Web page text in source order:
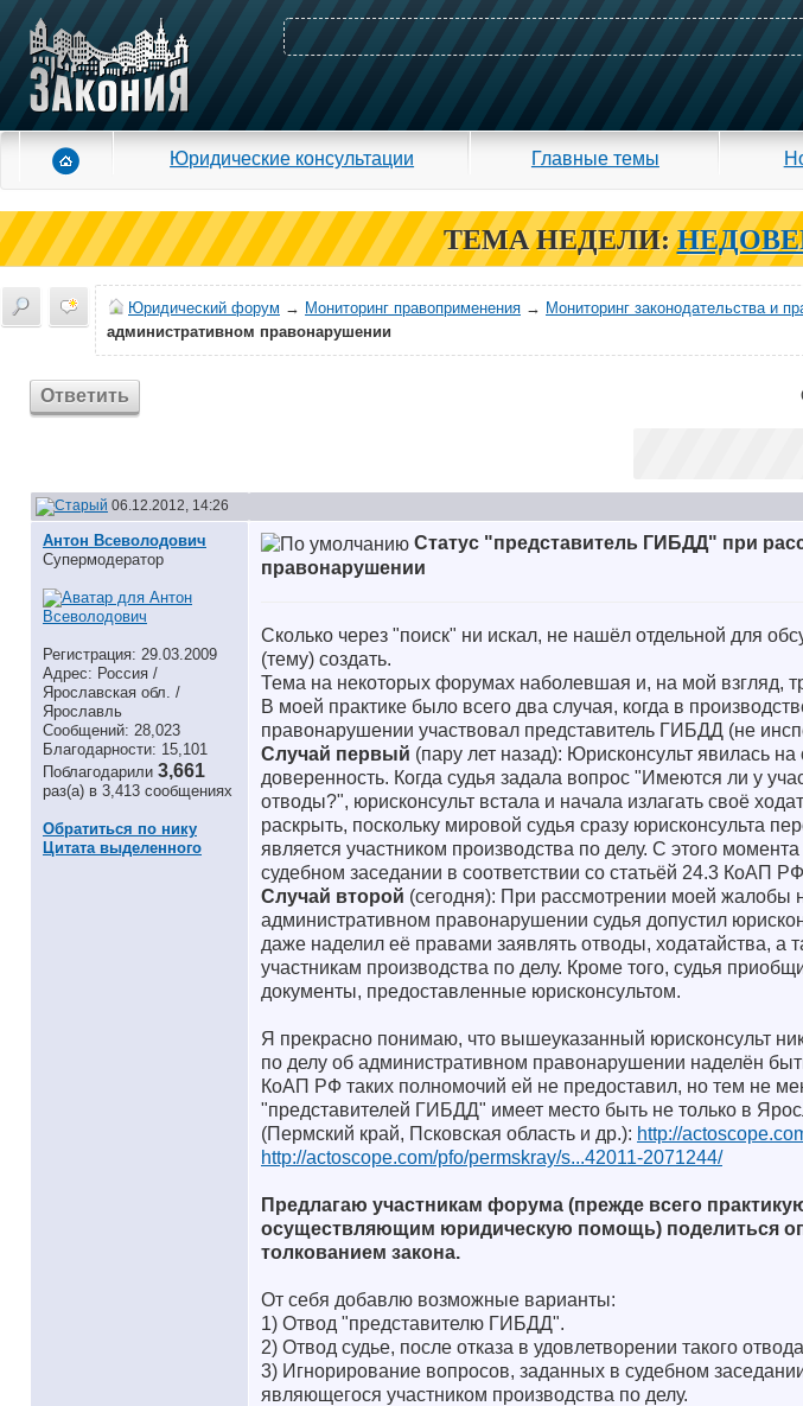
Юридические консультации Главные темы
ТЕМА НЕДЕЛИ:
Юридический форум → Мониторинг правоприменения → Мониторинг законодательства и
административном правонарушении
Ответить
06.12.2012, 14:26
Антон Всеволодович
Супермодератор
Регистрация: 29.03.2009
Адрес: Россия /
Ярославская обл. /
Ярославль
Сообщений: 28,023
Благодарности: 15,101
Поблагодарили 3,661
раз(а) в 3,413 сообщениях
Обратиться по нику
Цитата выделенного
Статус "представитель ГИБДД" при
правонарушении
Сколько через "поиск" ни искал, не нашёл отдельной для
(тему) создать.
Тема на некоторых форумах наболевшая и, на мой взгляд,
В моей практике было всего два случая, когда в
правонарушении участвовал представитель ГИБДД (не
Случай первый (пару лет назад): Юрисконсульт явилась
доверенность. Когда судья задала вопрос "Имеются ли у
отводы?", юрисконсульт встала и начала излагать своё
раскрыть, поскольку мировой судья сразу юрисконсульта
является участником производства по делу. С этого
судебном заседании в соответствии со статьёй 24.3 КоАП
Случай второй (сегодня): При рассмотрении моей жалобы
административном правонарушении судья допустил
даже наделил её правами заявлять отводы, ходатайства, а
участникам производства по делу. Кроме того, судья
документы, предоставленные юрисконсультом.
Я прекрасно понимаю, что вышеуказанный юрисконсульт
по делу об административном правонарушении наделён
КоАП РФ таких полномочий ей не предоставил, но тем не
"представителей ГИБДД" имеет место быть не только в
(Пермский край, Псковская область и др.): http://
http://actoscope.com/pfo/permskray/s...42011-2071244/
Предлагаю участникам форума (прежде всего
осуществляющим юридическую помощь) поделиться
толкованием закона.
От себя добавлю возможные варианты:
1) Отвод "представителю ГИБДД".
2) Отвод судье, после отказа в удовлетворении такого
3) Игнорирование вопросов, заданных в судебном
являющегося участником производства по делу.